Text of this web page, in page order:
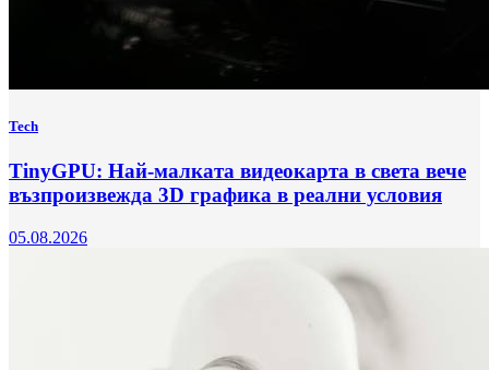
Tech
TinyGPU: Най-малката видеокарта в света вече
възпроизвежда 3D графика в реални условия
05.08.2026